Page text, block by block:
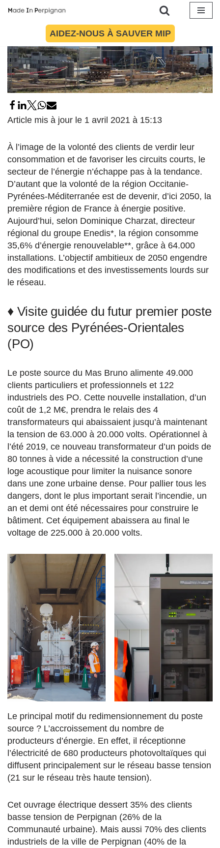
contenu
AIDEZ-NOUS À SAUVER MIP
Article mis à jour le 1 avril 2021 à 15:13
À l’image de la volonté des clients de verdir leur
consommation et de favoriser les circuits courts, le
secteur de l’énergie n’échappe pas à la tendance.
D’autant que la volonté de la région Occitanie-
Pyrénées-Méditerranée est de devenir, d’ici 2050, la
première région de France à énergie positive.
Aujourd’hui, selon Dominique Charzat, directeur
régional du groupe Enedis*, la région consomme
35,6% d’énergie renouvelable**, grâce à 64.000
installations. L’objectif ambitieux de 2050 engendre
des modifications et des investissements lourds sur
le réseau.
♦ Visite guidée du futur premier poste
source des Pyrénées-Orientales
(PO)
Le poste source du Mas Bruno alimente 49.000
clients particuliers et professionnels et 122
industriels des PO. Cette nouvelle installation, d’un
coût de 1,2 M€, prendra le relais des 4
transformateurs qui abaissaient jusqu’à maintenant
la tension de 63.000 à 20.000 volts. Opérationnel à
l’été 2019, ce nouveau transformateur d’un poids de
80 tonnes à vide a nécessité la construction d’une
loge acoustique pour limiter la nuisance sonore
dans une zone urbaine dense. Pour pallier tous les
dangers, dont le plus important serait l’incendie, un
an et demi ont été nécessaires pour construire le
bâtiment. Cet équipement abaissera au final le
voltage de 225.000 à 20.000 volts.
Le principal motif du redimensionnement du poste
source ? L’accroissement du nombre de
producteurs d’énergie. En effet, il réceptionne
l’électricité de 680 producteurs photovoltaïques qui
diffusent principalement sur le réseau basse tension
(21 sur le réseau très haute tension).
Cet ouvrage électrique dessert 35% des clients
basse tension de Perpignan (26% de la
Communauté urbaine). Mais aussi 70% des clients
industriels de la ville de Perpignan (40% de la